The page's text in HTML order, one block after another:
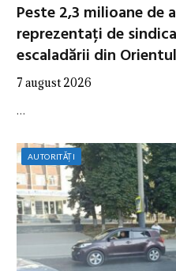
Peste 2,3 milioane de
reprezentați de
escaladării din
7 august 2026
…
AUTORITĂȚI